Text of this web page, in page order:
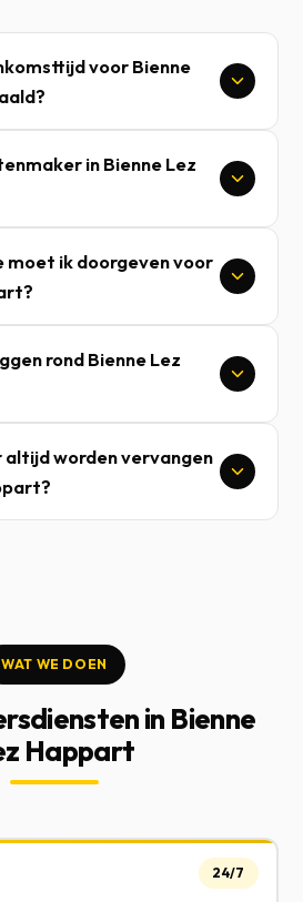
voor Bienne
in Bienne Lez
ik doorgeven voor
rond Bienne Lez
altijd worden vervangen
WAT WE DOEN
in Bienne
Happart
24/7